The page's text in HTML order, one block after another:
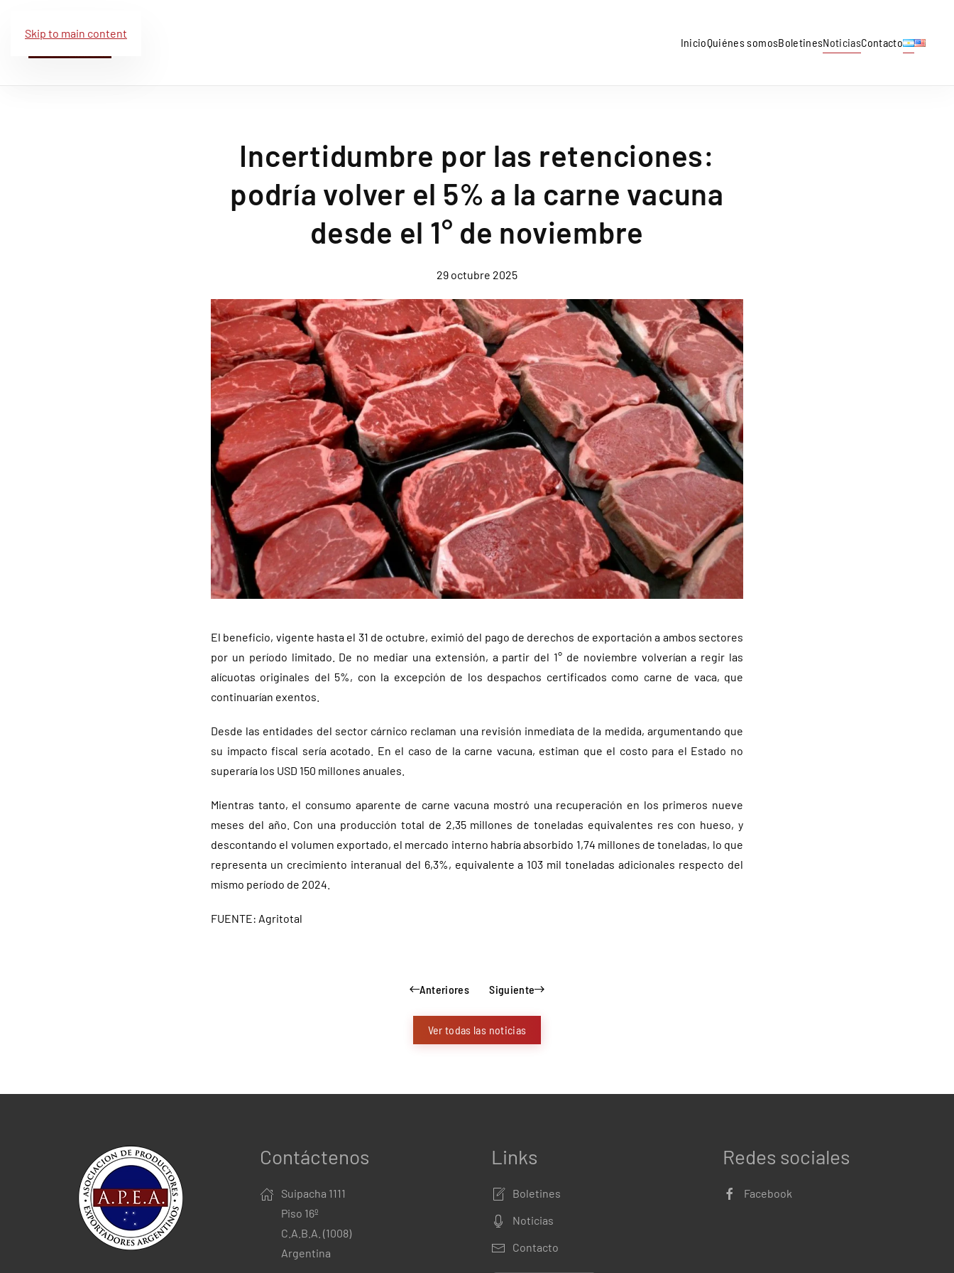
Skip to main content
InicioQuiénes somosBoletinesNoticiasContacto
Incertidumbre por las retenciones:
podría volver el 5% a la carne vacuna
desde el 1° de noviembre
29 octubre 2025
El beneficio, vigente hasta el 31 de octubre, eximió del pago de derechos de exportación a ambos sectores
por un período limitado. De no mediar una extensión, a partir del 1° de noviembre volverían a regir las
alícuotas originales del 5%, con la excepción de los despachos certificados como carne de vaca, que
continuarían exentos.
Desde las entidades del sector cárnico reclaman una revisión inmediata de la medida, argumentando que
su impacto fiscal sería acotado. En el caso de la carne vacuna, estiman que el costo para el Estado no
superaría los USD 150 millones anuales.
Mientras tanto, el consumo aparente de carne vacuna mostró una recuperación en los primeros nueve
meses del año. Con una producción total de 2,35 millones de toneladas equivalentes res con hueso, y
descontando el volumen exportado, el mercado interno habría absorbido 1,74 millones de toneladas, lo que
representa un crecimiento interanual del 6,3%, equivalente a 103 mil toneladas adicionales respecto del
mismo período de 2024.
FUENTE: Agritotal
Anteriores Siguiente
Ver todas las noticias
Contáctenos
Suipacha 1111
Piso 16º
C.A.B.A. (1008)
Argentina
Links
Boletines
Noticias
Contacto
Redes sociales
Facebook